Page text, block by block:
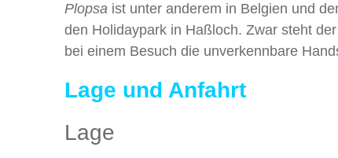
Plopsa ist unter anderem in Belgien und
den Holidaypark in Haßloch. Zwar steht
bei einem Besuch die unverkennbare
Lage und Anfahrt
Lage